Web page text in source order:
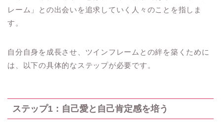
レーム」との出会いを追求していく人々のことを指しま
す。
自分自身を成長させ、ツインフレームとの絆を築くために
は、以下の具体的なステップが必要です。
ステップ1：自己愛と自己肯定感を培う